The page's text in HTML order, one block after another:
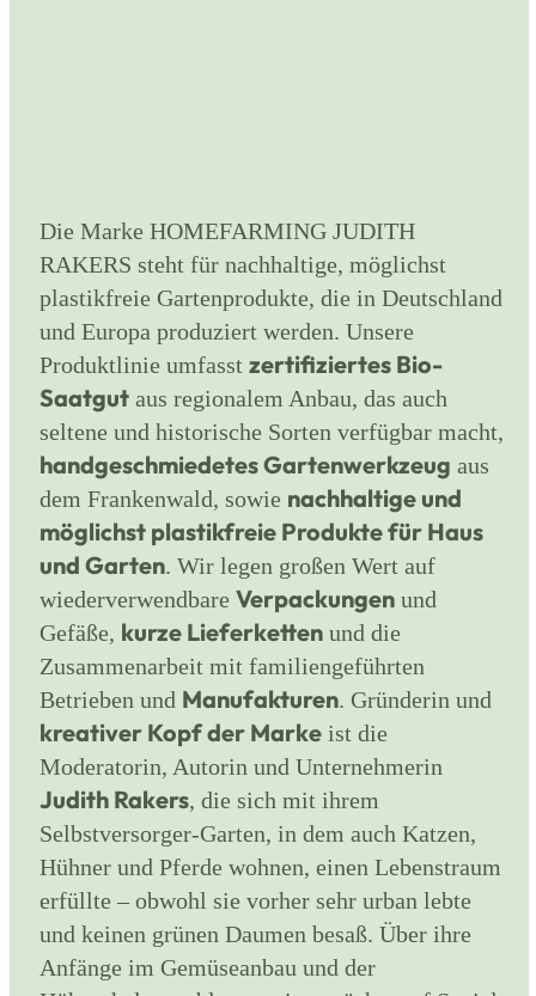
Die Marke HOMEFARMING JUDITH
RAKERS steht für nachhaltige, möglichst
plastikfreie Gartenprodukte, die in Deutschland
und Europa produziert werden. Unsere
Produktlinie umfasst zertifiziertes Bio-
Saatgut aus regionalem Anbau, das auch
seltene und historische Sorten verfügbar macht,
handgeschmiedetes Gartenwerkzeug aus
dem Frankenwald, sowie nachhaltige und
möglichst plastikfreie Produkte für Haus
und Garten. Wir legen großen Wert auf
wiederverwendbare Verpackungen und
Gefäße, kurze Lieferketten und die
Zusammenarbeit mit familiengeführten
Betrieben und Manufakturen. Gründerin und
kreativer Kopf der Marke ist die
Moderatorin, Autorin und Unternehmerin
Judith Rakers, die sich mit ihrem
Selbstversorger-Garten, in dem auch Katzen,
Hühner und Pferde wohnen, einen Lebenstraum
erfüllte – obwohl sie vorher sehr urban lebte
und keinen grünen Daumen besaß. Über ihre
Anfänge im Gemüseanbau und der